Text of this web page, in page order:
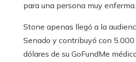
para una persona muy enferma.
Stone apenas llegó a la
Senado y contribuyó con 5.000
dólares de su GoFundMe